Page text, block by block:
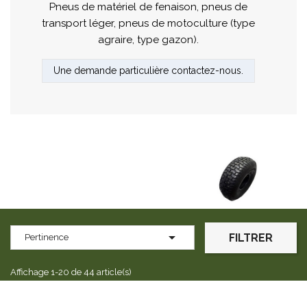
Pneus de matériel de fenaison, pneus de
transport léger, pneus de motoculture (type
agraire, type gazon).
Une demande particulière contactez-nous.
Pertinence  FILTRER
Affichage 1-20 de 44 article(s)